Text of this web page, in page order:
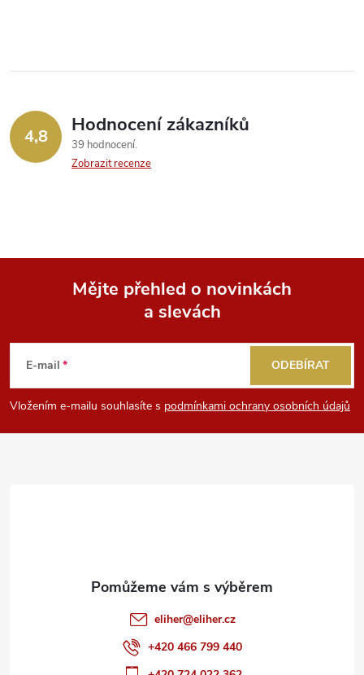
ý
p
u
4,8 Hodnocení zákazníků
39 hodnocení
Zobrazit recenze
p
Mějte přehled o novinkách
a slevách
E-mail
Vložením e-mailu souhlasíte s podmínkami ochrany osobních údajů
ODEBÍRAT
eliher@eliher.cz
+420 466 799 440